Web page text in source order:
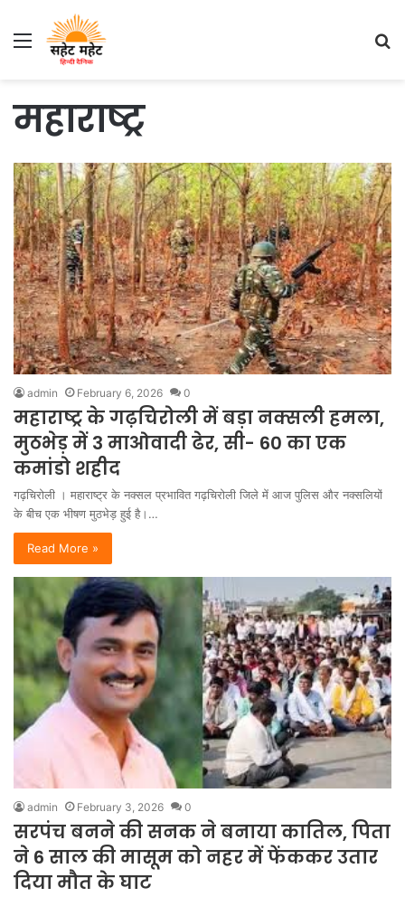
Menu
महाराष्ट्र
admin February 6, 2026 0
महाराष्ट्र के गढ़चिरोली में बड़ा नक्सली हमला,
मुठभेड़ में 3 माओवादी ढेर, सी- 60 का एक
कमांडो शहीद
गढ़चिरोली । महाराष्ट्र के नक्सल प्रभावित गढ़चिरोली जिले में आज पुलिस और नक्सलियों
के बीच एक भीषण मुठभेड़ हुई है।…
Read More »
admin February 3, 2026 0
सरपंच बनने की सनक ने बनाया कातिल, पिता
ने 6 साल की मासूम को नहर में फेंककर उतार
दिया मौत के घाट